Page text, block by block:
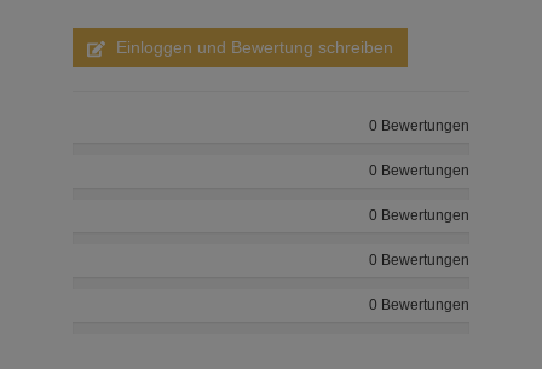
Einloggen und Bewertung schreiben
0 Bewertungen
0 Bewertungen
0 Bewertungen
0 Bewertungen
0 Bewertungen